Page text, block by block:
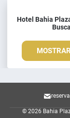
Hotel Bahia
© 2026 Bahia